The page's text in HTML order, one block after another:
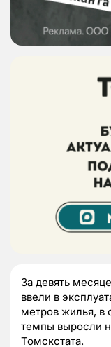
За девять
ввели в
метров жилья, в
темпы выросли
Томскстата.